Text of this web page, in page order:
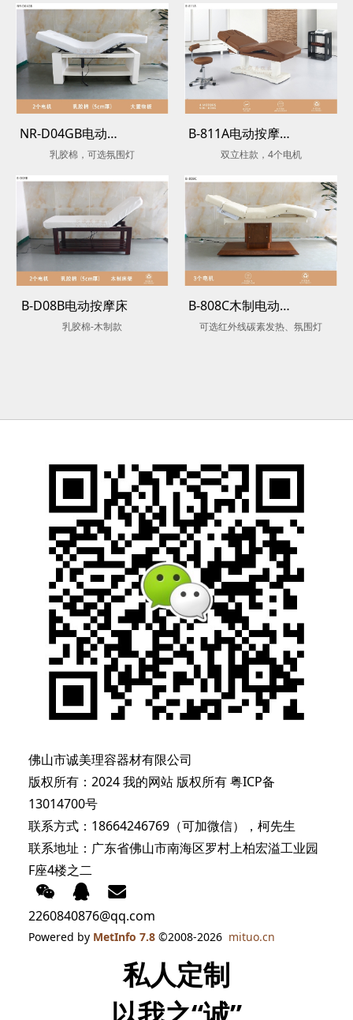
NR-D04GB电动美容按摩床
乳胶棉，可选氛围灯
B-811A电动按摩推拿床
双立柱款，4个电机
B-D08B电动按摩床
乳胶棉-木制款
B-808C木制电动按摩床
可选红外线碳素发热、氛围灯
佛山市诚美理容器材有限公司
版权所有：2024 我的网站 版权所有粤ICP备
13014700号
联系方式：18664246769（可加微信），柯先生
联系地址：广东省佛山市南海区罗村上柏宏溢工业园
F座4楼之二
2260840876@qq.com
Powered by MetInfo 7.8 ©2008-2026 mituo.cn
私人定制